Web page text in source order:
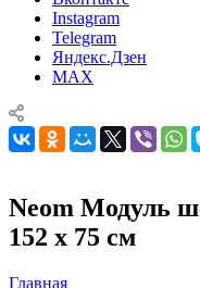
Вконтакте
Instagram
Telegram
Яндекс.Дзен
Neom Модуль